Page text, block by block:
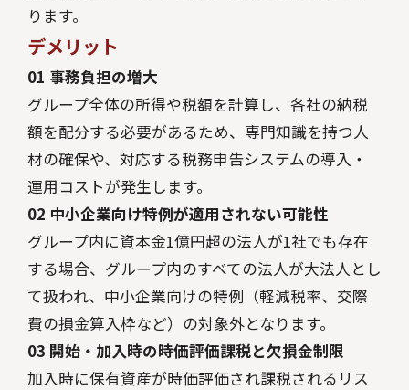
ります。
デメリット
01 事務負担の増大
グループ全体の所得や税額を計算し、各社の納税
額を配分する必要があるため、専門知識を持つ人
材の確保や、対応する税務申告システムの導入・
運用コストが発生します。
02 中小企業向け特例が適用されない可能性
グループ内に資本金1億円超の法人が1社でも存在
する場合、グループ内のすべての法人が大法人とし
て扱われ、中小企業向けの特例（軽減税率、交際
費の損金算入枠など）の対象外となります。
03 開始・加入時の時価評価課税と欠損金制限
加入時に保有資産が時価評価され課税されるリス